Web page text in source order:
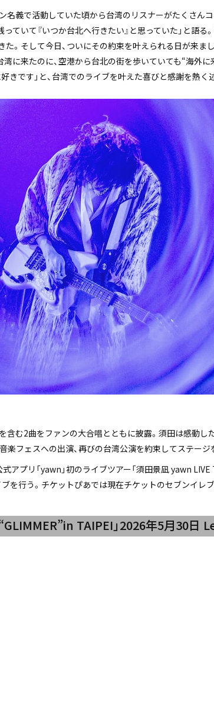
名義で活動していた頃から台湾のリスナーがたくさん
ていて『いつか台北へ行きたい』と思っていた」と語る
。そして今日、ついにその約束を叶えられる日が来ま
湾に来たのに、空港から台北の街を歩いていても“海外
きです」と、台湾でのライブを叶えた喜びと感謝を熱く
含む2曲をファンの大合唱とともに披露。須田は感動
楽フェスへの出演、再びの台湾公演を約束してステージ
アプリ「yawn」初のライブツアー「須田景凪 yawn LIVE
を行う。チケットぴあでは現在チケットのセブンイレ
TAIPEI」2026年5月30日